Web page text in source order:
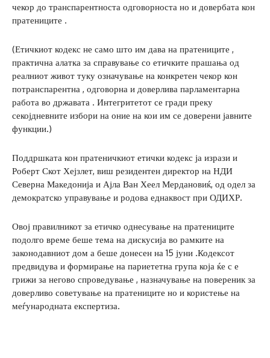
чекор до транспарентноста одговорноста но и довербата кон
пратениците .
(Етичкиот кодекс не само што им дава на пратениците ,
практична алатка за справување со етичките прашања од
реалниот живот туку означување на конкретен чекор кон
потранспарентна , одговорна и доверлива парламентарна
работа во државата . Интегритетот се гради преку
секојдневните избори на оние на кои им се доверени јавните
функции.)
Поддршката кон пратеничкиот етички кодекс ја изрази и
Роберт Скот Хејзлет, виш резидентен директор на НДИ
Северна Македонија и Ајла Ван Хеел Мердановиќ, од одел за
демократско управување и родова еднаквост при ОДИХР.
Овој правилникот за етичко однесување на пратениците
подолго време беше тема на дискусија во рамките на
законодавниот дом а беше донесен на 15 јуни .Кодексот
предвидува и формирање на париететна група која ќе с е
грижи за негово спроведување , назначување на повереник за
доверливо советување на пратениците но и користење на
меѓународната експертиза.